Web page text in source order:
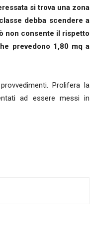
si trova una zona
debba scendere a
non consente il rispetto
prevedono 1,80 mq a
Prolifera la
ad essere messi in